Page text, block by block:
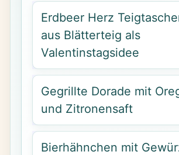
Erdbeer Herz
aus Blätterteig als
Valentinstagsidee
Gegrillte Dorade mit
und Zitronensaft
Bierhähnchen mit